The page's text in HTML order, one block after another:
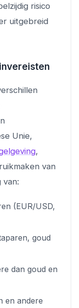
risico
uitgebreid
Unie,
,
van
van:
(EUR/USD,
goud
dan goud en
en andere